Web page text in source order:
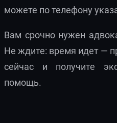
можете по телефону
Вам срочно нужен
Не ждите: время идет —
сейчас и получите
помощь.